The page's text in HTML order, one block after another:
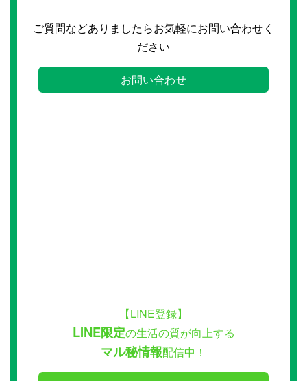
ご質問などありましたらお気軽にお問い合わせく
ださい
お問い合わせ
【LINE登録】
LINE限定の生活の質が向上する
マル秘情報配信中！